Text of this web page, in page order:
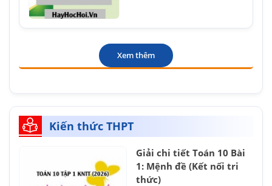
Xem thêm
Kiến thức THPT
Giải chi tiết Toán 10 Bài
1: Mệnh đề (Kết nối tri
thức)